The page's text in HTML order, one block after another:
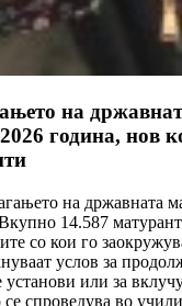
на
година, нов
на државната
14.587
со кои го
услов за
установи или за
спроведува во